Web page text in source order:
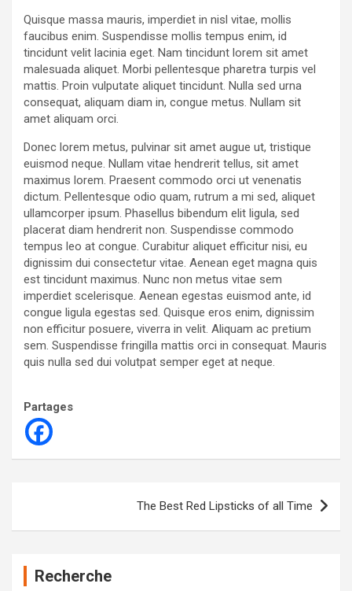
Quisque massa mauris, imperdiet in nisl vitae, mollis
faucibus enim. Suspendisse mollis tempus enim, id
tincidunt velit lacinia eget. Nam tincidunt lorem sit amet
malesuada aliquet. Morbi pellentesque pharetra turpis vel
mattis. Proin vulputate aliquet tincidunt. Nulla sed urna
consequat, aliquam diam in, congue metus. Nullam sit
amet aliquam orci.
Donec lorem metus, pulvinar sit amet augue ut, tristique
euismod neque. Nullam vitae hendrerit tellus, sit amet
maximus lorem. Praesent commodo orci ut venenatis
dictum. Pellentesque odio quam, rutrum a mi sed, aliquet
ullamcorper ipsum. Phasellus bibendum elit ligula, sed
placerat diam hendrerit non. Suspendisse commodo
tempus leo at congue. Curabitur aliquet efficitur nisi, eu
dignissim dui consectetur vitae. Aenean eget magna quis
est tincidunt maximus. Nunc non metus vitae sem
imperdiet scelerisque. Aenean egestas euismod ante, id
congue ligula egestas sed. Quisque eros enim, dignissim
non efficitur posuere, viverra in velit. Aliquam ac pretium
sem. Suspendisse fringilla mattis orci in consequat. Mauris
quis nulla sed dui volutpat semper eget at neque.
Partages
The Best Red Lipsticks of all Time
Recherche